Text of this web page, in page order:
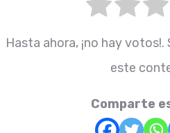
Hasta ahora, ¡no hay
este
Comparte